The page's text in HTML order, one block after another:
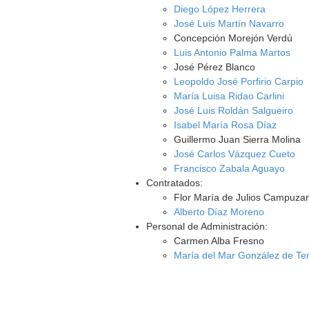
Diego López Herrera
José Luis Martín Navarro
Concepción Morejón Verdú
Luis Antonio Palma Martos
José Pérez Blanco
Leopoldo José Porfirio Carpio
María Luisa Ridao Carlini
José Luis Roldán Salgueiro
Isabel María Rosa Díaz
Guillermo Juan Sierra Molina
José Carlos Vázquez Cueto
Francisco Zabala Aguayo
Contratados:
Flor María de Julios
Alberto Díaz Moreno
Personal de Administración:
Carmen Alba Fresno
María del Mar González de